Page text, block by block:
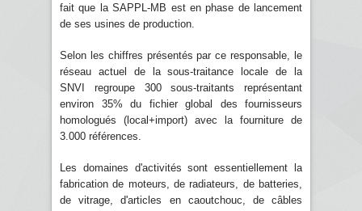
fait que la SAPPL-MB est en phase de lancement
de ses usines de production.
Selon les chiffres présentés par ce responsable, le
réseau actuel de la sous-traitance locale de la
SNVI regroupe 300 sous-traitants représentant
environ 35% du fichier global des fournisseurs
homologués (local+import) avec la fourniture de
3.000 références.
Les domaines d'activités sont essentiellement la
fabrication de moteurs, de radiateurs, de batteries,
de vitrage, d'articles en caoutchouc, de câbles